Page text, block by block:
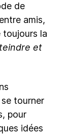
de
amis,
toujours la
et
tourner
pour
idées